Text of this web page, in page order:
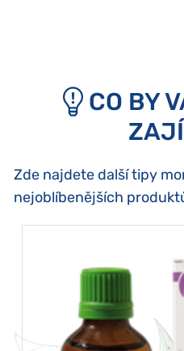
CO BY
Zde najdete další tipy
nejoblíbenějších